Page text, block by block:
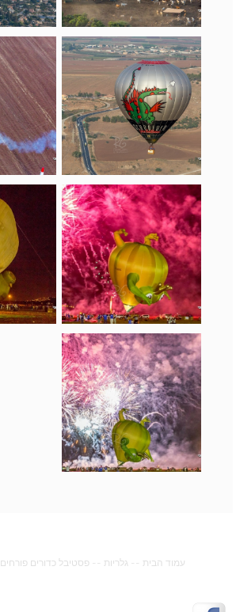
עמוד הבית -- גלריות -- פסטיבל כדורים פורחים 2015